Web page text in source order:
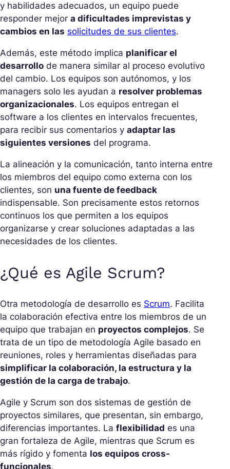
y habilidades adecuados, un equipo puede
responder mejor a dificultades imprevistas y
cambios en las solicitudes de sus clientes.
Además, este método implica planificar el
desarrollo de manera similar al proceso evolutivo
del cambio. Los equipos son autónomos, y los
managers solo les ayudan a resolver problemas
organizacionales. Los equipos entregan el
software a los clientes en intervalos frecuentes,
para recibir sus comentarios y adaptar las
siguientes versiones del programa.
La alineación y la comunicación, tanto interna entre
los miembros del equipo como externa con los
clientes, son una fuente de feedback
indispensable. Son precisamente estos retornos
continuos los que permiten a los equipos
organizarse y crear soluciones adaptadas a las
necesidades de los clientes.
¿Qué es Agile Scrum?
Otra metodología de desarrollo es Scrum. Facilita
la colaboración efectiva entre los miembros de un
equipo que trabajan en proyectos complejos. Se
trata de un tipo de metodología Agile basado en
reuniones, roles y herramientas diseñadas para
simplificar la colaboración, la estructura y la
gestión de la carga de trabajo.
Agile y Scrum son dos sistemas de gestión de
proyectos similares, que presentan, sin embargo,
diferencias importantes. La flexibilidad es una
gran fortaleza de Agile, mientras que Scrum es
más rígido y fomenta los equipos cross-
funcionales.